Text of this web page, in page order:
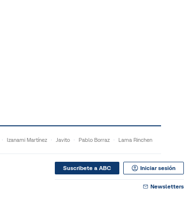
Izanami Martínez Javito Pablo Borraz Lama Rinchen
Suscribete a ABC Iniciar sesión
Newsletters